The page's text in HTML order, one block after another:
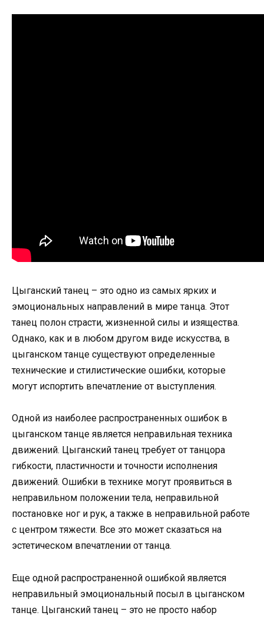
Цыганский танец – это одно из самых ярких и
эмоциональных направлений в мире танца. Этот
танец полон страсти, жизненной силы и изящества.
Однако, как и в любом другом виде искусства, в
цыганском танце существуют определенные
технические и стилистические ошибки, которые
могут испортить впечатление от выступления.
Одной из наиболее распространенных ошибок в
цыганском танце является неправильная техника
движений. Цыганский танец требует от танцора
гибкости, пластичности и точности исполнения
движений. Ошибки в технике могут проявиться в
неправильном положении тела, неправильной
постановке ног и рук, а также в неправильной работе
с центром тяжести. Все это может сказаться на
эстетическом впечатлении от танца.
Еще одной распространенной ошибкой является
неправильный эмоциональный посыл в цыганском
танце. Цыганский танец – это не просто набор